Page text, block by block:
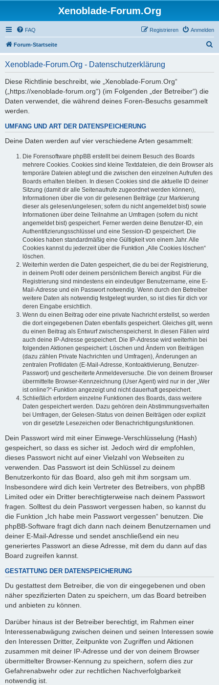
Xenoblade-Forum.Org
FAQ Anmelden
Registrieren
Forum-Startseite
Xenoblade-Forum.Org - Datenschutzerklärung
Diese Richtlinie beschreibt, wie „Xenoblade-Forum.Org“
(„https://xenoblade-forum.org“) (im Folgenden „der Betreiber“) die
Daten verwendet, die während deines Foren-Besuchs gesammelt
werden.
UMFANG UND ART DER DATENSPEICHERUNG
Deine Daten werden auf vier verschiedene Arten gesammelt:
Die Forensoftware phpBB erstellt bei deinem Besuch des Boards
mehrere Cookies. Cookies sind kleine Textdateien, die dein Browser als
temporäre Dateien ablegt und die zwischen den einzelnen Aufrufen des
Boards erhalten bleiben. In diesen Cookies sind die aktuelle ID deiner
Sitzung (damit dir alle Seitenaufrufe zugeordnet werden können),
Informationen über die von dir gelesenen Beiträge (zur Markierung
dieser als gelesen/ungelesen; sofern du nicht angemeldet bist) sowie
Informationen über deine Teilnahme an Umfragen (sofern du nicht
angemeldet bist) gespeichert. Ferner werden deine Benutzer-ID, ein
Authentifizierungsschlüssel und eine Session-ID gespeichert. Die
Cookies haben standardmäßig eine Gültigkeit von einem Jahr. Alle
Cookies kannst du jederzeit über die Funktion „Alle Cookies löschen“
löschen.
Weiterhin werden die Daten gespeichert, die du bei der Registrierung,
in deinem Profil oder deinem persönlichem Bereich angibst. Für die
Registrierung sind mindestens ein eindeutiger Benutzername, eine E-
Mail-Adresse und ein Passwort notwendig. Wenn durch den Betreiber
weitere Daten als notwendig festgelegt wurden, so ist dies für dich vor
deren Eingabe ersichtlich.
Wenn du einen Beitrag oder eine private Nachricht erstellst, so werden
die dort eingegebenen Daten ebenfalls gespeichert. Gleiches gilt, wenn
du einen Beitrag als Entwurf zwischenspeicherst. In diesen Fällen wird
auch deine IP-Adresse gespeichert. Die IP-Adresse wird weiterhin bei
folgenden Aktionen gespeichert: Löschen und Ändern von Beiträgen
(dazu zählen Private Nachrichten und Umfragen), Änderungen an
zentralen Profildaten (E-Mail-Adresse, Kontoaktivierung, Benutzer-
Passwort) und gescheiterte Anmeldeversuche. Die von deinem Browser
übermittelte Browser-Kennzeichnung (User Agent) wird nur in der „Wer
ist online?“-Funktion angezeigt und nicht dauerhaft gespeichert.
Schließlich erfordern einzelne Funktionen des Boards, dass weitere
Daten gespeichert werden. Dazu gehören dein Abstimmungsverhalten
bei Umfragen, der Gelesen-Status von deinen Beiträgen oder explizit
von dir gesetzte Lesezeichen oder Benachrichtigungsfunktionen.
Dein Passwort wird mit einer Einwege-Verschlüsselung (Hash)
gespeichert, so dass es sicher ist. Jedoch wird dir empfohlen,
dieses Passwort nicht auf einer Vielzahl von Webseiten zu
verwenden. Das Passwort ist dein Schlüssel zu deinem
Benutzerkonto für das Board, also geh mit ihm sorgsam um.
Insbesondere wird dich kein Vertreter des Betreibers, von phpBB
Limited oder ein Dritter berechtigterweise nach deinem Passwort
fragen. Solltest du dein Passwort vergessen haben, so kannst du
die Funktion „Ich habe mein Passwort vergessen“ benutzen. Die
phpBB-Software fragt dich dann nach deinem Benutzernamen und
deiner E-Mail-Adresse und sendet anschließend ein neu
generiertes Passwort an diese Adresse, mit dem du dann auf das
Board zugreifen kannst.
GESTATTUNG DER DATENSPEICHERUNG
Du gestattest dem Betreiber, die von dir eingegebenen und oben
näher spezifizierten Daten zu speichern, um das Board betreiben
und anbieten zu können.
Darüber hinaus ist der Betreiber berechtigt, im Rahmen einer
Interessenabwägung zwischen deinen und seinen Interessen sowie
den Interessen Dritter, Zeitpunkte von Zugriffen und Aktionen
zusammen mit deiner IP-Adresse und der von deinem Browser
übermittelter Browser-Kennung zu speichern, sofern dies zur
Gefahrenabwehr oder zur rechtlichen Nachverfolgbarkeit
notwendig ist.